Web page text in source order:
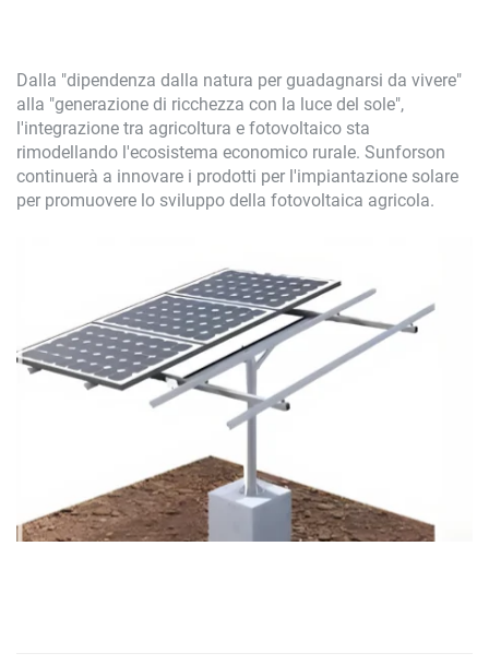
Dalla "dipendenza dalla natura per guadagnarsi da vivere"
alla "generazione di ricchezza con la luce del sole",
l'integrazione tra agricoltura e fotovoltaico sta
rimodellando l'ecosistema economico rurale. Sunforson
continuerà a innovare i prodotti per l'impiantazione solare
per promuovere lo sviluppo della fotovoltaica agricola.